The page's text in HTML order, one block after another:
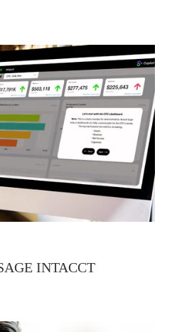
INTACCT